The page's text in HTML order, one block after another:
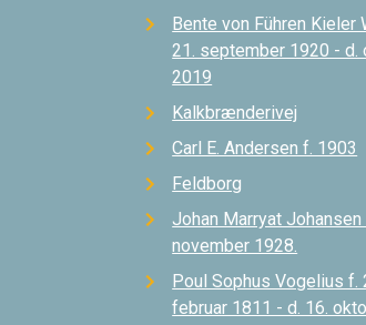
Bente von Führen Kieler
21. september 1920 - d.
2019
Kalkbrænderivej
Carl E. Andersen f. 1903
Feldborg
Johan Marryat Johansen
november 1928.
Poul Sophus Vogelius f.
februar 1811 - d. 16.